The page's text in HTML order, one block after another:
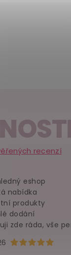
recenzí
Hodnocení
eshop
nabídka
produkty
dodání
zde ráda, vše